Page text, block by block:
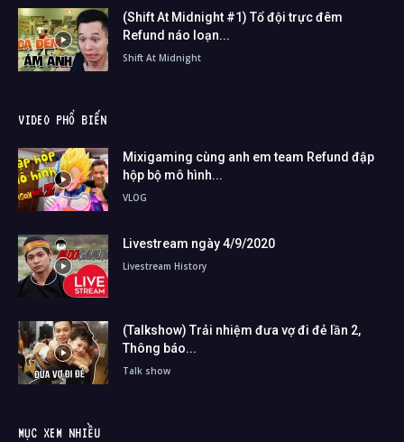
(Shift At Midnight #1) Tổ đội trực đêm
Refund náo loạn...
Shift At Midnight
VIDEO PHỔ BIẾN
Mixigaming cùng anh em team Refund đập
hộp bộ mô hình...
VLOG
Livestream ngày 4/9/2020
Livestream History
(Talkshow) Trải nhiệm đưa vợ đi đẻ lần 2,
Thông báo...
Talk show
MỤC XEM NHIỀU